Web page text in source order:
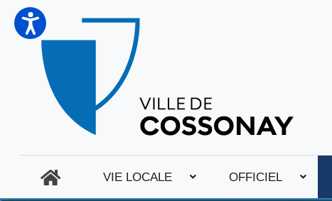
VIE LOCALE OFFICIEL